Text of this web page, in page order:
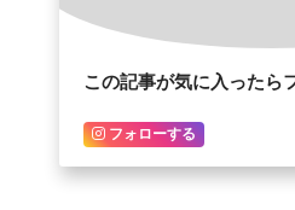
この記事が気に入ったら
フォローする